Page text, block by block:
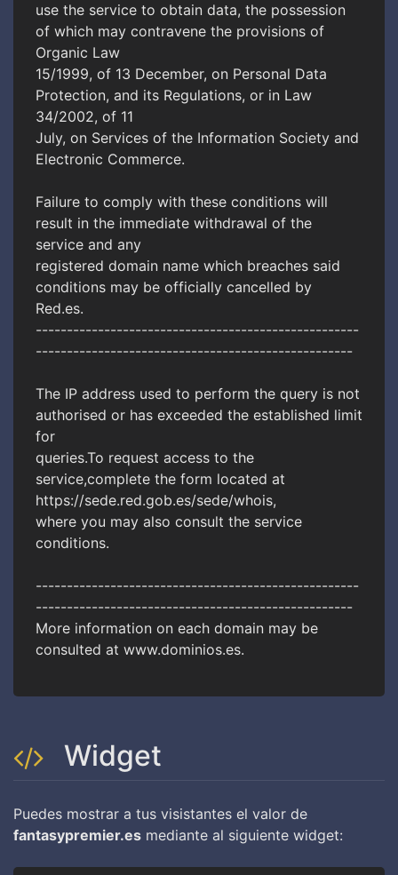
use the service to obtain data, the possession
of which may contravene the provisions of
Organic Law
15/1999, of 13 December, on Personal Data
Protection, and its Regulations, or in Law
34/2002, of 11
July, on Services of the Information Society and
Electronic Commerce.
Failure to comply with these conditions will
result in the immediate withdrawal of the
service and any
registered domain name which breaches said
conditions may be officially cancelled by
Red.es.
----------------------------------------------------
---------------------------------------------------
The IP address used to perform the query is not
authorised or has exceeded the established limit
for
queries.To request access to the
service,complete the form located at
https://sede.red.gob.es/sede/whois,
where you may also consult the service
conditions.
----------------------------------------------------
---------------------------------------------------
More information on each domain may be
consulted at www.dominios.es.
Widget
Puedes mostrar a tus visistantes el valor de
fantasypremier.es mediante al siguiente widget: